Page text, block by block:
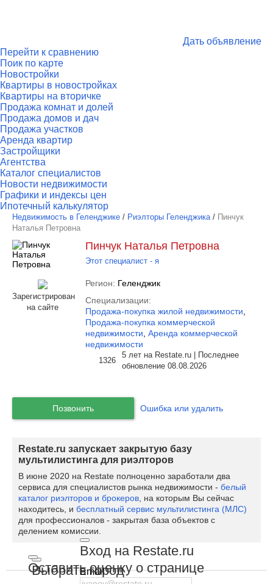
Дать объявление
Перейти к сравнению
Поик по карте
Новостройки
Квартиры в новостройках
Квартиры на вторичке
Продажа комнат и долей
Продажа домов и дач
Продажа участков
Аренда квартир
Застройщики
Агентства
Каталог специалистов
Новости недвижимости
Графики и индексы цен
Ипотечный калькулятор
Выбрать город
Вход на Restate.ru
Email
Недвижимость в Геленджике / Риэлторы Геленджика / Пинчук
Наталья Петровна
Зарегистрирован
на сайте
Пинчук Наталья Петровна
Этот специалист - я
Регион: Геленджик
Специализации:
Продажа-покупка жилой недвижимости
Продажа-покупка коммерческой
недвижимости Аренда коммерческой
недвижимости
1326
5 лет на Restate.ru | Последнее
обновление 08.08.2026
Позвонить Ошибка или удалить
Restate.ru запускает закрытую базу
мультилистинга для риэлторов
В июне 2020 на Restate полноценно заработали два
сервиса для специалистов рынка недвижимости - белый
каталог риэлторов и брокеров , на которым Вы сейчас
находитесь, и бесплатный сервис мультилистинга (МЛС)
для профессионалов - закрытая база объектов с
делением комиссии.
Оставить оценку о странице